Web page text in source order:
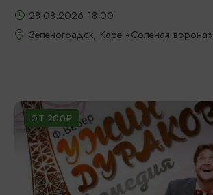
28.08.2026 18:00
Зеленоградск, Кафе «Соленая ворона»
ОТ 200₽